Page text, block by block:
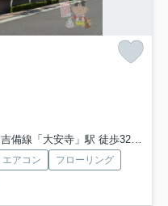
吉備線「大安寺」駅 徒歩32分
エアコン
フローリング